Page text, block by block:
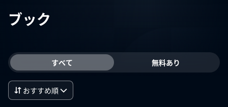
ブック
すべて 無料あり
おすすめ順